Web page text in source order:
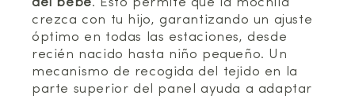
del bebé. Esto permite que la mochila
crezca con tu hijo, garantizando un ajuste
óptimo en todas las estaciones, desde
recién nacido hasta niño pequeño. Un
mecanismo de recogida del tejido en la
parte superior del panel ayuda a adaptar